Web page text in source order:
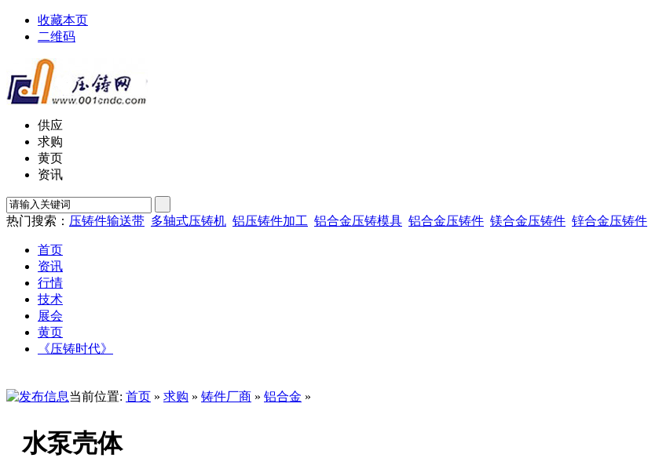
收藏本页
二维码
供应
求购
黄页
资讯
热门搜索： 压铸件输送带 多轴式压铸机 铝压铸件加工 铝合金压铸模具 铝合金压铸件 镁合金压铸件 锌合金压铸件
首页
资讯
行情
技术
展会
黄页
《压铸时代》
当前位置: 首页 » 求购 » 铸件厂商 » 铝合金 »
水泵壳体